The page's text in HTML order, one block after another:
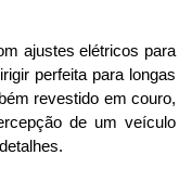
ajustes elétricos para
perfeita para longas
revestido em couro,
de um veículo